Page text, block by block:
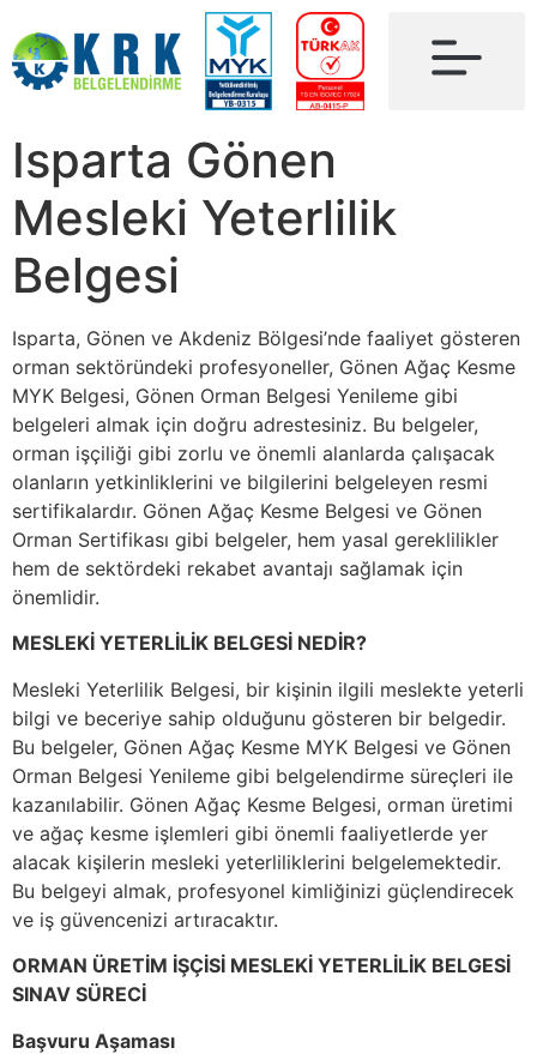
Isparta Gönen
Mesleki Yeterlilik
Belgesi
Isparta, Gönen ve Akdeniz Bölgesi’nde faaliyet gösteren
orman sektöründeki profesyoneller, Gönen Ağaç Kesme
MYK Belgesi, Gönen Orman Belgesi Yenileme gibi
belgeleri almak için doğru adrestesiniz. Bu belgeler,
orman işçiliği gibi zorlu ve önemli alanlarda çalışacak
olanların yetkinliklerini ve bilgilerini belgeleyen resmi
sertifikalardır. Gönen Ağaç Kesme Belgesi ve Gönen
Orman Sertifikası gibi belgeler, hem yasal gereklilikler
hem de sektördeki rekabet avantajı sağlamak için
önemlidir.
MESLEKİ YETERLİLİK BELGESİ NEDİR?
Mesleki Yeterlilik Belgesi, bir kişinin ilgili meslekte yeterli
bilgi ve beceriye sahip olduğunu gösteren bir belgedir.
Bu belgeler, Gönen Ağaç Kesme MYK Belgesi ve Gönen
Orman Belgesi Yenileme gibi belgelendirme süreçleri ile
kazanılabilir. Gönen Ağaç Kesme Belgesi, orman üretimi
ve ağaç kesme işlemleri gibi önemli faaliyetlerde yer
alacak kişilerin mesleki yeterliliklerini belgelemektedir.
Bu belgeyi almak, profesyonel kimliğinizi güçlendirecek
ve iş güvencenizi artıracaktır.
ORMAN ÜRETİM İŞÇİSİ MESLEKİ YETERLİLİK BELGESİ
SINAV SÜRECİ
Başvuru Aşaması